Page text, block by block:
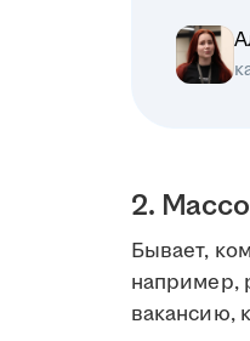
2.
Бывает,
например,
вакансию,